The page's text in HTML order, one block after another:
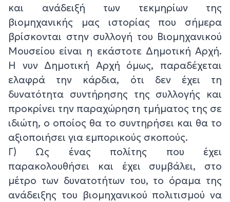
και ανάδειξή των τεκμηρίων της
βιομηχανικής μας ιστορίας που σήμερα
βρίσκονται στην συλλογή του Βιομηχανικού
Μουσείου είναι η εκάστοτε Δημοτική Αρχή.
Η νυν Δημοτική Αρχή όμως, παραδέχεται
ελαφρά την κάρδια, ότι δεν έχει τη
δυνατότητα συντήρησης της συλλογής και
προκρίνει την παραχώρηση τμήματος της σε
ιδιώτη, ο οποίος θα το συντηρήσει και θα το
αξιοποιήσει για εμπορικούς σκοπούς.
Γ) Ως ένας πολίτης που έχει
παρακολουθήσει και έχει συμβάλει, στο
μέτρο των δυνατοτήτων του, το όραμα της
ανάδειξης του βιομηχανικού πολιτισμού να